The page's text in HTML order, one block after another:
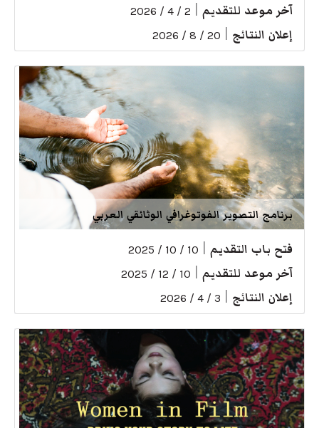
آخر موعد للتقديم 2 / 4 / 2026
إعلان النتائج 20 / 8 / 2026
برنامج التصوير الفوتوغرافي الوثائقي العربي
فتح باب التقديم 10 / 10 / 2025
آخر موعد للتقديم 10 / 12 / 2025
إعلان النتائج 3 / 4 / 2026